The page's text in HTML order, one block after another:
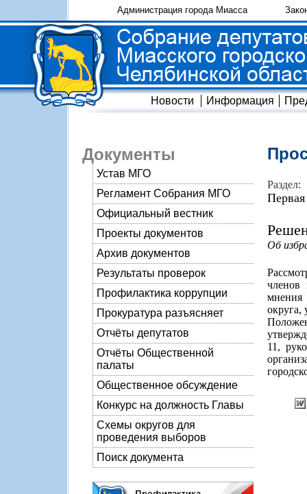
Администрация города Миасса
Новости Информация
Документы
Устав МГО
Регламент Собрания МГО
Официальный вестник
Проекты документов
Архив документов
Результаты проверок
Профилактика коррупции
Прокуратура разъясняет
Отчёты депутатов
Отчёты Общественной
палаты
Общественное обсуждение
Конкурс на должность Главы
Схемы округов для
проведения выборов
Поиск документа
Раздел:
Об
членов
мнения
округа,
11,